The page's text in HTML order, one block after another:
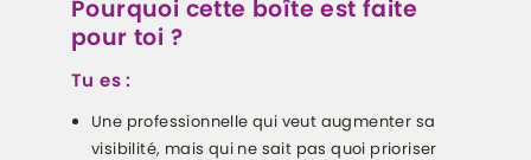
Pourquoi cette boîte est faite
pour toi ?
Tu es :
Une professionnelle qui veut augmenter sa
visibilité, mais qui ne sait pas quoi prioriser